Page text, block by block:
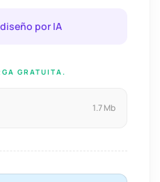
por IA
GRATUITA.
1.7 Mb